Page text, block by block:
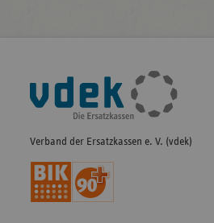
Fußleisten-
Navigation
Verband der Ersatzkassen e. V. (vdek)